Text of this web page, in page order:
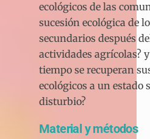
ecológicos de las
sucesión ecológica de
secundarios después
actividades agrícolas?
tiempo se recuperan
ecológicos a un estado
disturbio?
Material y métodos